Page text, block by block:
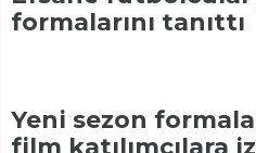
formalarını tanıttı
Yeni sezon